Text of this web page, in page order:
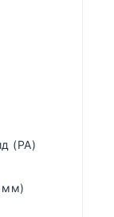
(PA)
мм)